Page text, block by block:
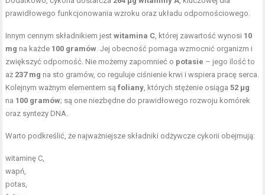
prawidłowego funkcjonowania wzroku oraz układu odpornościowego.
Innym cennym składnikiem jestwitamina C, której zawartość wynosi 10
mg na każde 100 gramów. Jej obecność pomaga wzmocnić organizm i
zwiększyć odporność. Nie możemy zapomnieć o potasie – jego ilość to
aż 237 mg na sto gramów, co reguluje ciśnienie krwi i wspiera pracę serca.
Kolejnym ważnym elementem sąfoliany, których stężenie osiąga52 µg
na 100 gramów; są one niezbędne do prawidłowego rozwoju komórek
oraz syntezy DNA.
Warto podkreślić, że najważniejsze składniki odżywcze cykorii obejmują:
witaminę C,
wapń,
potas,